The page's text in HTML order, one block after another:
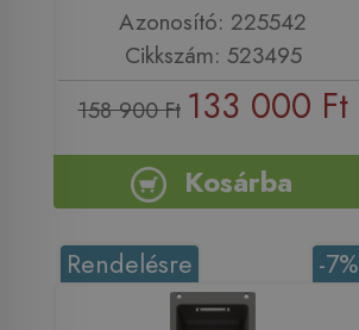
Azonosító: 225542
Cikkszám: 523495
158 900 Ft 133 000 Ft
Kosárba
-7%
Rendelésre